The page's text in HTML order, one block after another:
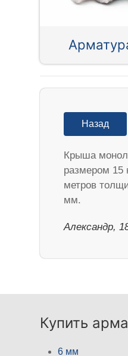
Назад
Крыша
размером 15
метров
мм.
Александр,
Купить
6 мм